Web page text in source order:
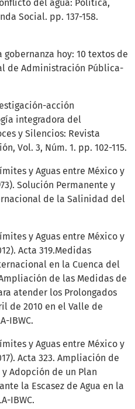
del agua: Política,
Social. pp. 137-158.
gobernanza hoy: 10 textos de
de Administración Pública-
acción
integradora del
y Silencios: Revista
Vol. 3, Núm. 1. pp. 102-115.
y Aguas entre México y
Solución Permanente y
de la Salinidad del
y Aguas entre México y
Acta 319.Medidas
en la Cuenca del
de las Medidas de
atender los Prolongados
de 2010 en el Valle de
IBWC.
y Aguas entre México y
Acta 323. Ampliación de
Adopción de un Plan
la Escasez de Agua en la
IBWC.